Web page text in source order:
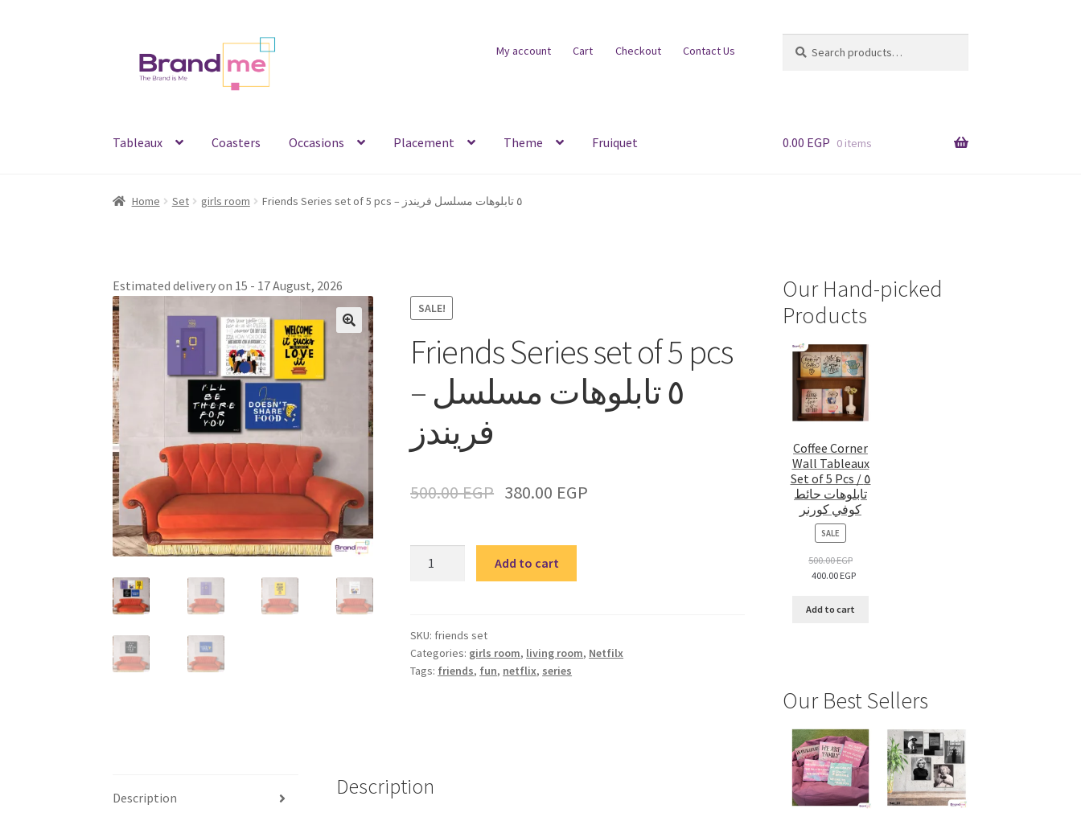
navigation
content
My account Cart Checkout Contact Us
for:
Tableaux Coasters Occasions Placement Theme Fruiquet 0.00 EGP 0 items
Home Set girls room Friends Series set of 5 pcs – ٥ تابلوهات مسلسل فريندز
Estimated delivery on 15 - 17 August, 2026
SALE!
Friends Series set of 5 pcs
– ٥ تابلوهات مسلسل
فريندز
500.00EGP 380.00 EGP
5
pcs
-
Add to cart
SKU: friends set
Categories: girls room, living room, Netfilx
Tags: friends, fun, netflix, series
Description Description
Our Hand-picked
Products
Coffee Corner
Wall Tableaux
Set of 5 Pcs / ٥
تابلوهات حائط
كوفي كورنر
SALE
ON
SALE
500.00EGP
400.00 EGP
Add to cart
Our Best Sellers